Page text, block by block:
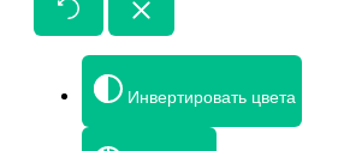
Инвертировать цвета